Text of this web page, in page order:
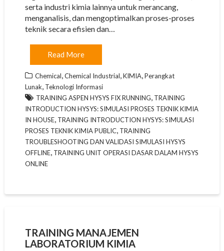
serta industri kimia lainnya untuk merancang,
menganalisis, dan mengoptimalkan proses-proses
teknik secara efisien dan…
Read More
Chemical,Chemical Industrial,KIMIA,Perangkat
Lunak, Teknologi Informasi
TRAINING ASPEN HYSYS FIX RUNNING, TRAINING
INTRODUCTION HYSYS: SIMULASI PROSES TEKNIK KIMIA
IN HOUSE, TRAINING INTRODUCTION HYSYS: SIMULASI
PROSES TEKNIK KIMIA PUBLIC, TRAINING
TROUBLESHOOTING DAN VALIDASI SIMULASI HYSYS
OFFLINE, TRAINING UNIT OPERASI DASAR DALAM HYSYS
ONLINE
TRAINING MANAJEMEN
LABORATORIUM KIMIA